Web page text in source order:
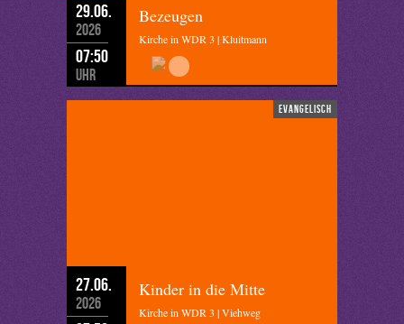
29.06.
2026
07:50
Uhr
Bezeugen
Kirche in WDR 3 | Kluitmann
evangelisch
27.06.
2026
Kinder in die Mitte
Kirche in WDR 3 | Viehweg